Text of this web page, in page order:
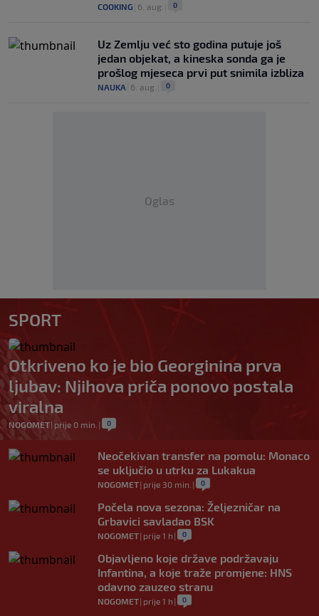
COOKING 6. aug. 0
Uz Zemlju već sto godina putuje još
jedan objekat, a kineska sonda ga je
prošlog mjeseca prvi put snimila izbliza
NAUKA 6. aug. 0
Oglas
SPORT
Otkriveno ko je bio Georginina prva
ljubav: Njihova priča ponovo postala
viralna
NOGOMET| prije 0 min. | 0
Neočekivan transfer na pomolu: Monaco
se uključio u utrku za Lukakua
NOGOMET| prije 30 min. | 0
Počela nova sezona: Željezničar na
Grbavici savladao BSK
NOGOMET| prije 1 h | 0
Objavljeno koje države podržavaju
Infantina, a koje traže promjene: HNS
odavno zauzeo stranu
NOGOMET| prije 1 h | 0